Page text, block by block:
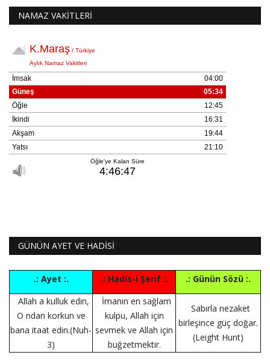
NAMAZ VAKİTLERİ
GÜNÜN AYET VE HADİSİ
.: Ayet :. .: Hadis-i Şerif :.
.: Günün Sözü :.
Allah a kulluk edin,
O ndan korkun ve
bana itaat edin.(Nuh-
3)
İmanın en sağlam
kulpu, Allah için
sevmek ve Allah için
buğzetmektir.
Sabırla nezaket
birleşince güç doğar.
(Leight Hunt)